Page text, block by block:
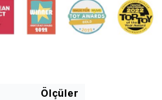
Ölçüler